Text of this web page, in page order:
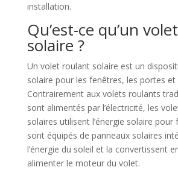
installation.
Qu’est-ce qu’un
solaire ?
Un volet roulant solaire est un
solaire pour les fenêtres, les portes et
Contrairement aux volets roulants
sont alimentés par l’électricité, les
solaires utilisent l’énergie solaire pour
sont équipés de panneaux solaires
l’énergie du soleil et la convertissent
alimenter le moteur du volet.